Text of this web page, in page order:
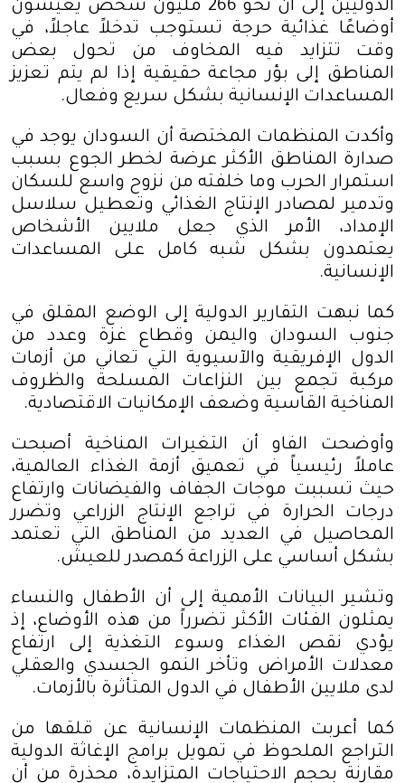
الدوليين إلى أن نحو 266 مليون شخص يعيشون
أوضاعًا غذائية حرجة تستوجب تدخلاً عاجلاً، في
وقت تتزايد فيه المخاوف من تحول بعض
المناطق إلى بؤر مجاعة حقيقية إذا لم يتم تعزيز
المساعدات الإنسانية بشكل سريع وفعال.
وأكدت المنظمات المختصة أن السودان يوجد في
صدارة المناطق الأكثر عرضة لخطر الجوع بسبب
استمرار الحرب وما خلفته من نزوح واسع للسكان
وتدمير لمصادر الإنتاج الغذائي وتعطيل سلاسل
الإمداد، الأمر الذي جعل ملايين الأشخاص
يعتمدون بشكل شبه كامل على المساعدات
الإنسانية.
كما نبهت التقارير الدولية إلى الوضع المقلق في
جنوب السودان واليمن وقطاع غزة وعدد من
الدول الإفريقية والآسيوية التي تعاني من أزمات
مركبة تجمع بين النزاعات المسلحة والظروف
المناخية القاسية وضعف الإمكانيات الاقتصادية.
وأوضحت الفاو أن التغيرات المناخية أصبحت
عاملاً رئيسياً في تعميق أزمة الغذاء العالمية،
حيث تسببت موجات الجفاف والفيضانات وارتفاع
درجات الحرارة في تراجع الإنتاج الزراعي وتضرر
المحاصيل في العديد من المناطق التي تعتمد
بشكل أساسي على الزراعة كمصدر للعيش.
وتشير البيانات الأممية إلى أن الأطفال والنساء
يمثلون الفئات الأكثر تضرراً من هذه الأوضاع، إذ
يؤدي نقص الغذاء وسوء التغذية إلى ارتفاع
معدلات الأمراض وتأخر النمو الجسدي والعقلي
لدى ملايين الأطفال في الدول المتأثرة بالأزمات.
كما أعربت المنظمات الإنسانية عن قلقها من
التراجع الملحوظ في تمويل برامج الإغاثة الدولية
مقارنة بحجم الاحتياجات المتزايدة، محذرة من أن